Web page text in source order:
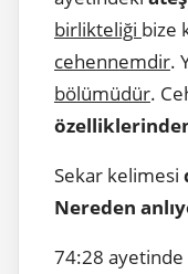
birlikteliği bize
cehennemdir.
bölümüdür.
Sekar kelimesi
Nereden
74:28 ayetinde